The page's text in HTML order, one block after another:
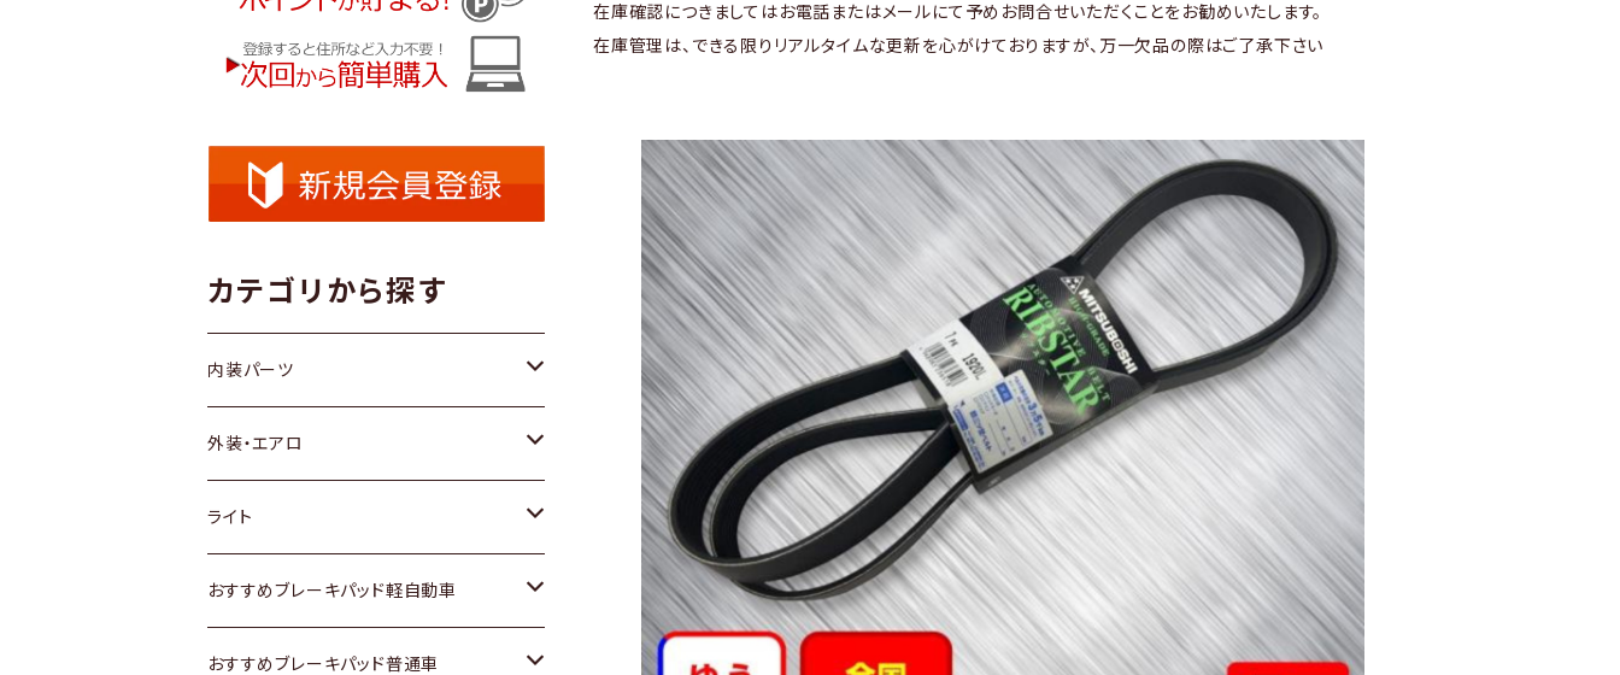
在庫確認につきましてはお電話またはメールにて予めお問合せいただくことをお勧めいたします。
在庫管理は、できる限りリアルタイムな更新を心がけておりますが、万一欠品の際はご了承下さい
カテゴリから探す
内装パーツ
トヨタ
ホンダ
スズキ
日産
外装・エアロ
トヨタ
ホンダ
スズキ
ライト
トヨタ
スズキ
おすすめブレーキパッド軽自動車
トヨタ
おすすめブレーキパッド普通車